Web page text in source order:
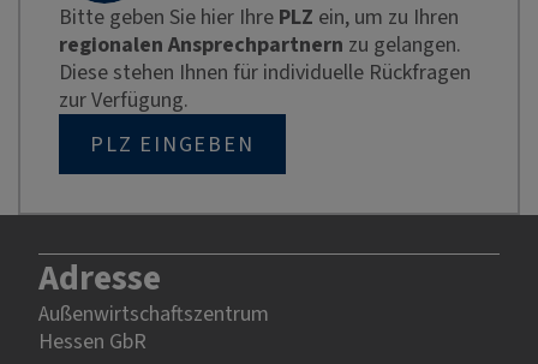
Bitte geben Sie hier Ihre PLZ ein, um zu Ihren
regionalen Ansprechpartnern zu gelangen.
Diese stehen Ihnen für individuelle Rückfragen
zur Verfügung.
PLZ EINGEBEN
Adresse
Außenwirtschaftszentrum
Hessen GbR